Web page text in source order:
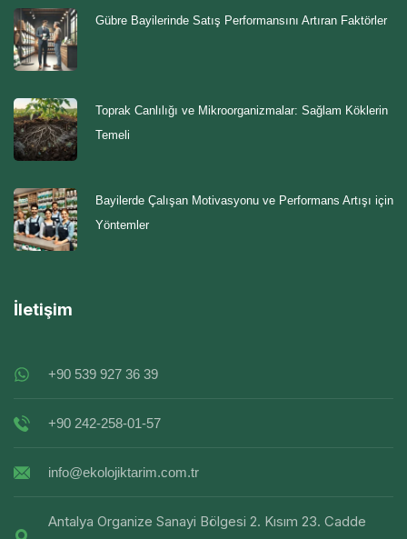
Gübre Bayilerinde Satış Performansını Artıran Faktörler
Toprak Canlılığı ve Mikroorganizmalar: Sağlam Köklerin
Temeli
Bayilerde Çalışan Motivasyonu ve Performans Artışı için
Yöntemler
İletişim
+90 539 927 36 39
+90 242-258-01-57
info@ekolojiktarim.com.tr
Antalya Organize Sanayi Bölgesi 2. Kısım 23. Cadde